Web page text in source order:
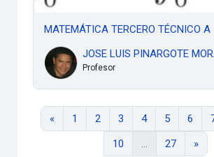
MATEMÁTICA TERCERO TÉCNICO A
JOSE LUIS PINARGOTE
Profesor
« Página anterior
1 Página 1
2 Página 2
3 Página 3
4Página 4
5Página 5
6
10 Página 1027Página 27
»